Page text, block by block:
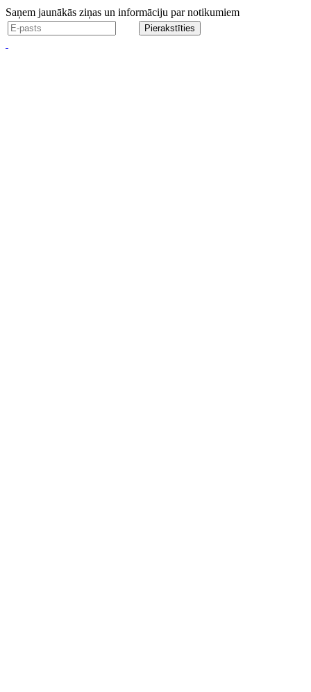
Saņem jaunākās ziņas un informāciju par notikumiem